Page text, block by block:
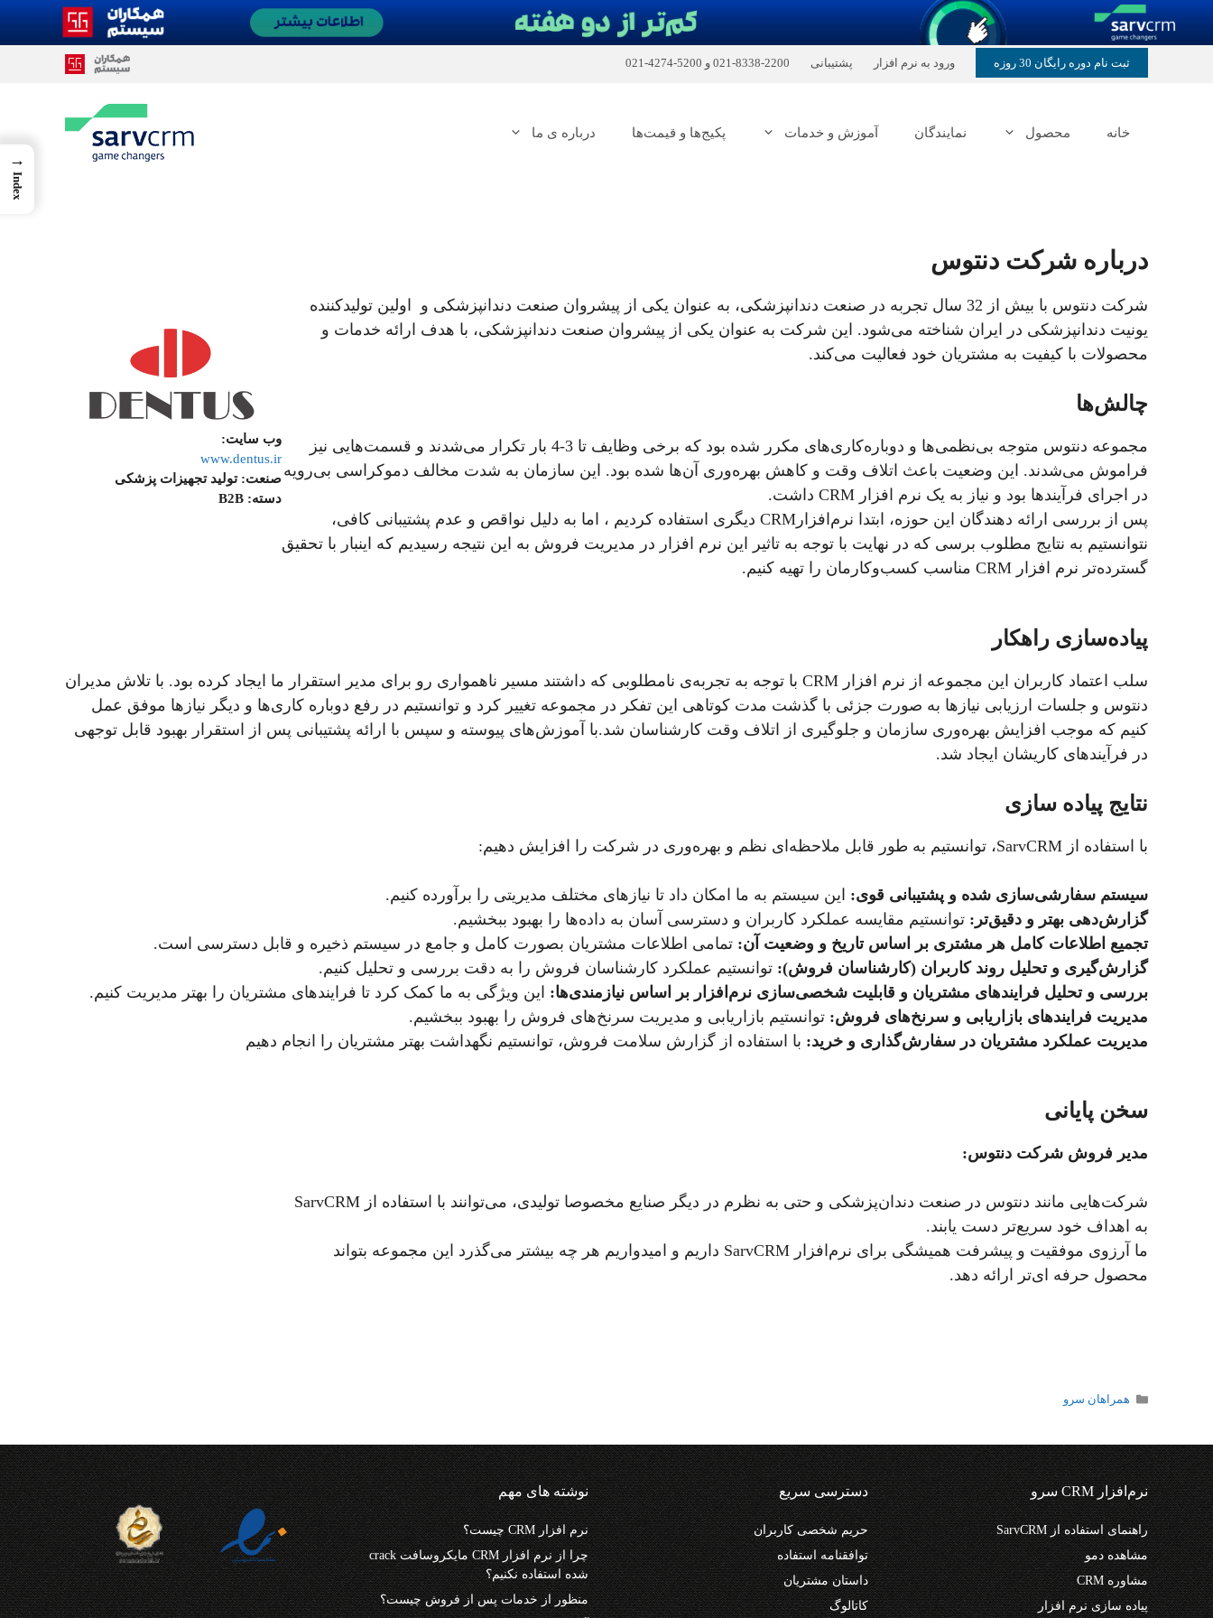
ثبت نام دوره رایگان 30 روزه ورود به نرم افزار پشتیبانی 2200-8338-021 و 5200-4274-021
خانه محصول نمایندگان آموزش و خدمات پکیج‌ها و قیمت‌ها درباره ی ما
درباره شرکت دنتوس
شرکت دنتوس با بیش از 32 سال تجربه در صنعت دندانپزشکی، به عنوان یکی از پیشروان صنعت دندانپزشکی و اولین تولیدکننده
یونیت دندانپزشکی در ایران شناخته می‌شود. این شرکت به عنوان یکی از پیشروان صنعت دندانپزشکی، با هدف ارائه خدمات و
محصولات با کیفیت به مشتریان خود فعالیت می‌کند.
چالش‌ها
مجموعه دنتوس متوجه بی‌نظمی‌ها و دوباره‌کاری‌های مکرر شده بود که برخی وظایف تا 3-4 بار تکرار می‌شدند و قسمت‌هایی نیز
فراموش می‌شدند. این وضعیت باعث اتلاف وقت و کاهش بهره‌وری آن‌ها شده بود. این سازمان به شدت مخالف دموکراسی بی‌رویه
در اجرای فرآیندها بود و نیاز به یک نرم افزار CRM داشت.
پس از بررسی ارائه دهندگان این حوزه، ابتدا نرم‌افزارCRM دیگری استفاده کردیم ، اما به دلیل نواقص و عدم پشتیبانی کافی،
نتوانستیم به نتایج مطلوب برسی که در نهایت با توجه به تاثیر این نرم افزار در مدیریت فروش به این نتیجه رسیدیم که اینبار با تحقیق
گسترده‌تر نرم افزار CRM مناسب کسب‌وکارمان را تهیه کنیم.
وب سایت:
www.dentus.ir
صنعت: تولید تجهیزات پزشکی
دسته:
پیاده‌سازی راهکار
سلب اعتماد کاربران این مجموعه از نرم افزار CRM با توجه به تجربه‌ی نامطلوبی که داشتند مسیر ناهمواری رو برای مدیر استقرار ما ایجاد کرده بود. با تلاش مدیران
دنتوس و جلسات ارزیابی نیازها به صورت جزئی با گذشت مدت کوتاهی این تفکر در مجموعه تغییر کرد و توانستیم در رفع دوباره کاری‌ها و دیگر نیازها موفق عمل
کنیم که موجب افزایش بهره‌وری سازمان و جلوگیری از اتلاف وقت کارشناسان شد.با آموزش‌های پیوسته و سپس با ارائه پشتیبانی پس از استقرار بهبود قابل توجهی
در فرآیندهای کاریشان ایجاد شد.
نتایج پیاده سازی
با استفاده از SarvCRM، توانستیم به طور قابل ملاحظه‌ای نظم و بهره‌وری در شرکت را افزایش دهیم:
سیستم سفارشی‌سازی شده و پشتیبانی قوی: این سیستم به ما امکان داد تا نیازهای مختلف مدیریتی را برآورده کنیم.
گزارش‌دهی بهتر و دقیق‌تر: توانستیم مقایسه عملکرد کاربران و دسترسی آسان به داده‌ها را بهبود ببخشیم.
تجمیع اطلاعات کامل هر مشتری بر اساس تاریخ و وضعیت آن: تمامی اطلاعات مشتریان بصورت کامل و جامع در سیستم ذخیره و قابل دسترسی است.
گزارش‌گیری و تحلیل روند کاربران (کارشناسان فروش): توانستیم عملکرد کارشناسان فروش را به دقت بررسی و تحلیل کنیم.
بررسی و تحلیل فرایندهای مشتریان و قابلیت شخصی‌سازی نرم‌افزار بر اساس نیازمندی‌ها: این ویژگی به ما کمک کرد تا فرایندهای مشتریان را بهتر مدیریت کنیم.
مدیریت فرایندهای بازاریابی و سرنخ‌های فروش: توانستیم بازاریابی و مدیریت سرنخ‌های فروش را بهبود ببخشیم.
مدیریت عملکرد مشتریان در سفارش‌گذاری و خرید: با استفاده از گزارش سلامت فروش، توانستیم نگهداشت بهتر مشتریان را انجام دهیم
سخن پایانی
مدیر فروش شرکت دنتوس:
شرکت‌هایی مانند دنتوس در صنعت دندان‌پزشکی و حتی به نظرم در دیگر صنایع مخصوصا تولیدی، می‌توانند با استفاده از SarvCRM
به اهداف خود سریع‌تر دست یابند.
ما آرزوی موفقیت و پیشرفت همیشگی برای نرم‌افزار SarvCRM داریم و امیدواریم هر چه بیشتر می‌گذرد این مجموعه بتواند
محصول حرفه ای‌تر ارائه دهد.
دسته‌ها
همراهان سرو
نرم‌افزار CRM سرو
راهنمای استفاده از SarvCRM
مشاهده دمو
مشاوره CRM
پیاده سازی نرم افزار
دسترسی سریع
حریم شخصی کاربران
توافقنامه استفاده
داستان مشتریان
کاتالوگ
نوشته های مهم
نرم افزار CRM چیست؟
چرا از نرم افزار CRM مایکروسافت crack
شده استفاده نکنیم؟
منظور از خدمات پس از فروش چیست؟
→
Index